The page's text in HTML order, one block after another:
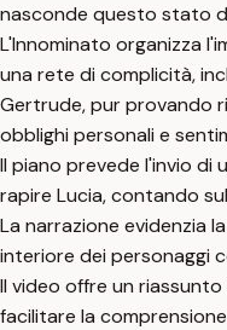
nasconde questo stato
L'Innominato organizza
una rete di complicità,
Gertrude, pur provando
obblighi personali e
Il piano prevede l'invio
rapire Lucia, contando
La narrazione evidenzia
interiore dei personaggi
Il video offre un
facilitare la